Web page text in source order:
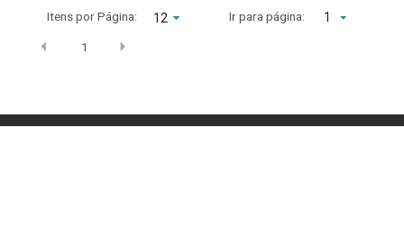
Itens por Página: Ir para página: 1
1